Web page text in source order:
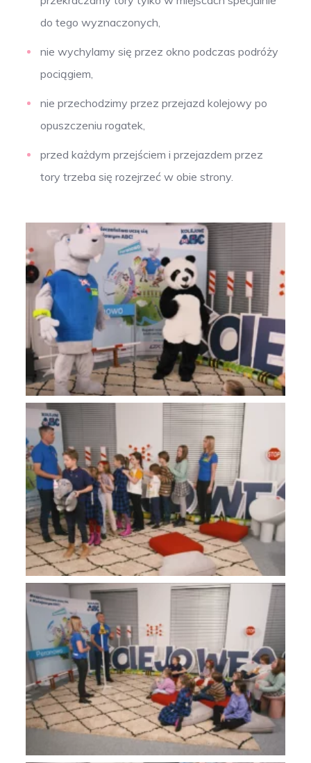
do tego wyznaczonych,
nie wychylamy się przez okno podczas podróży
pociągiem,
nie przechodzimy przez przejazd kolejowy po
opuszczeniu rogatek,
przed każdym przejściem i przejazdem przez
tory trzeba się rozejrzeć w obie strony.